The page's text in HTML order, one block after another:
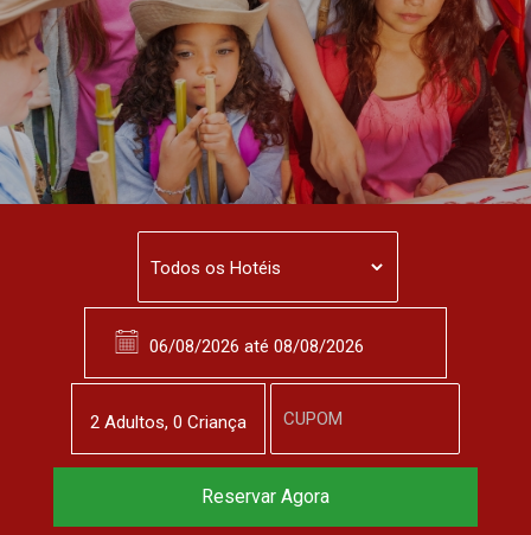
2 Adultos, 0 Criança
Reservar Agora